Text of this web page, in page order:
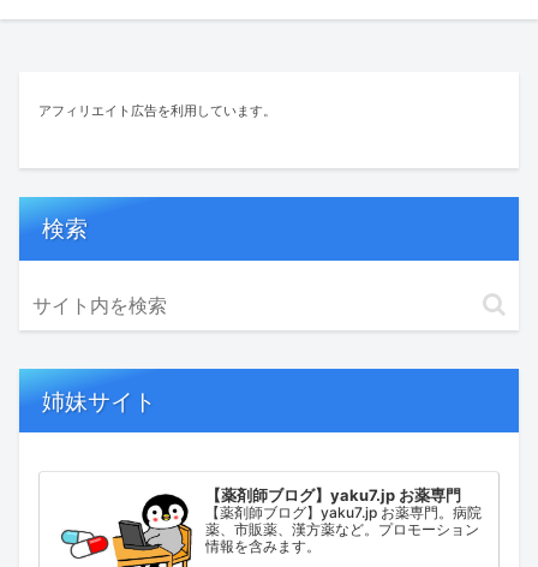
アフィリエイト広告を利用しています。
検索
姉妹サイト
【薬剤師ブログ】yaku7.jp お薬専門
【薬剤師ブログ】yaku7.jp お薬専門。病院
薬、市販薬、漢方薬など。プロモーション
情報を含みます。